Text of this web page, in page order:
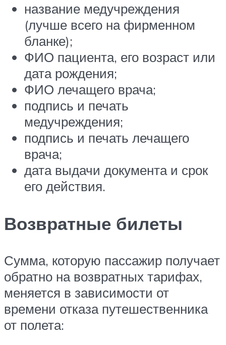
название медучреждения
(лучше всего на фирменном
бланке);
ФИО пациента, его возраст или
дата рождения;
ФИО лечащего врача;
подпись и печать
медучреждения;
подпись и печать лечащего
врача;
дата выдачи документа и срок
его действия.
Возвратные билеты
Сумма, которую пассажир получает
обратно на возвратных тарифах,
меняется в зависимости от
времени отказа путешественника
от полета: